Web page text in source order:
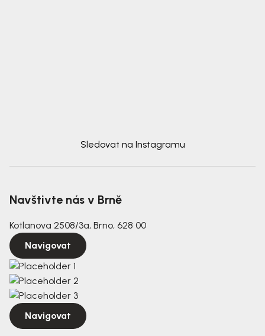
Sledovat na Instagramu
Navštivte nás v Brně
Kotlanova 2508/3a, Brno, 628 00
Navigovat
Navigovat